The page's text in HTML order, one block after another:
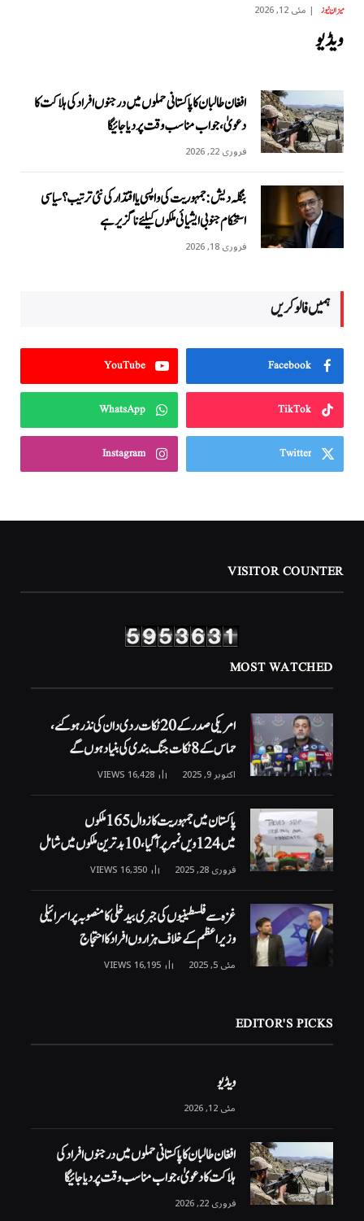
میزان نیوز مئی 12, 2026
ویڈیو
افغان طالبان کا پاکستانی حملوں میں درجنوں افراد کی ہلاکت کا
دعویٰ، جواب مناسب وقت پر دیا جائیگا
فروری 22, 2026
بنگلہ دیش: جمہوریت کی واپسی یا اقتدار کی نئی ترتیب؟ سیاسی
استحکام جنوبی ایشیائی ملکوں کیلئے ناگزیر ہے
فروری 18, 2026
ہمیں فالو کریں
Facebook
YouTube
TikTok
WhatsApp
Twitter
Instagram
VISITOR COUNTER
MOST WATCHED
امریکی صدر کے 20 نکات ردی دان کی نذر ہوگئے،
حماس کے 8 نکات جنگ بندی کی بنیاد ہوں گے
اکتوبر 9, 2025 16,428
VIEWS
پاکستان میں جمہوریت کا زوال 165 ملکوں
میں 124ویں نمبر پر آگیا، 10 بدترین ملکوں میں شامل
فروری 28, 2025 16,350
VIEWS
غزہ سے فلسطینیوں کی جبری بیدخلی کا منصوبہ پر اسرائیلی
وزیراعظم کے خلاف ہزاروں افراد کا احتجاج
مئی 5, 2025 16,195
VIEWS
EDITOR'S PICKS
ویڈیو
مئی 12, 2026
افغان طالبان کا پاکستانی حملوں میں درجنوں افراد کی
ہلاکت کا دعویٰ، جواب مناسب وقت پر دیا جائیگا
فروری 22, 2026